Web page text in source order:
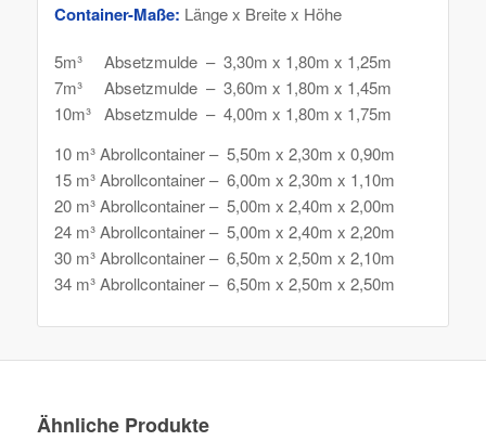
Container-Maße: Länge x Breite x Höhe
5m³ Absetzmulde – 3,30m x 1,80m x 1,25m
7m³ Absetzmulde – 3,60m x 1,80m x 1,45m
10m³ Absetzmulde – 4,00m x 1,80m x 1,75m
10 m³ Abrollcontainer – 5,50m x 2,30m x 0,90m
15 m³ Abrollcontainer – 6,00m x 2,30m x 1,10m
20 m³ Abrollcontainer – 5,00m x 2,40m x 2,00m
24 m³ Abrollcontainer – 5,00m x 2,40m x 2,20m
30 m³ Abrollcontainer – 6,50m x 2,50m x 2,10m
34 m³ Abrollcontainer – 6,50m x 2,50m x 2,50m
Ähnliche Produkte